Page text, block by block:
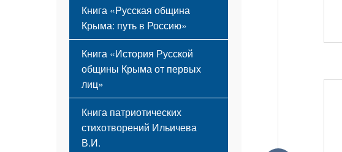
Книга «Русская община
Крыма: путь в Россию»
Книга «История Русской
общины Крыма от первых
лиц»
Книга патриотических
стихотворений Ильичева
В.И.